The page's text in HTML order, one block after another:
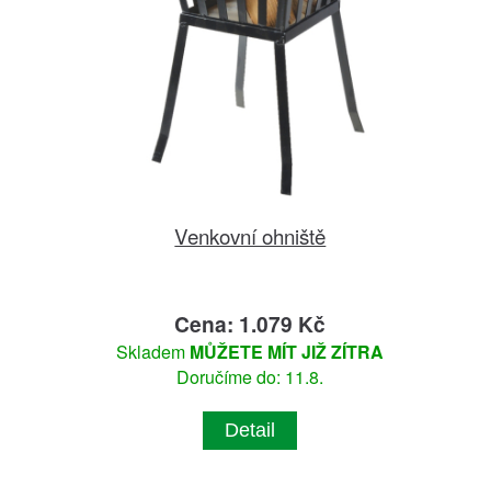
Venkovní ohniště
Cena: 1.079 Kč
Skladem MŮŽETE MÍT JIŽ ZÍTRA
Doručíme do: 11.8.
Detail